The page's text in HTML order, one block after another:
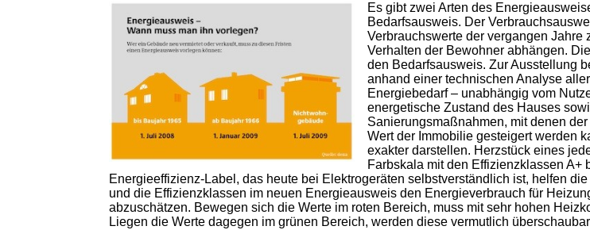
Es gibt zwei Arten des
Bedarfsausweis. Der
Verbrauchswerte der vergangen Jahre
Verhalten der Bewohner abhängen.
den Bedarfsausweis. Zur Ausstellung
anhand einer technischen Analyse
Energiebedarf – unabhängig vom
energetische Zustand des Hauses
Sanierungsmaßnahmen, mit denen
Wert der Immobilie gesteigert werden
exakter darstellen. Herzstück eines
Farbskala mit den Effizienzklassen A+
Energieeffizienz-Label, das heute bei Elektrogeräten selbstverständlich ist, helfen
und die Effizienzklassen im neuen Energieausweis den Energieverbrauch für
abzuschätzen. Bewegen sich die Werte im roten Bereich, muss mit sehr hohen
Liegen die Werte dagegen im grünen Bereich, werden diese vermutlich